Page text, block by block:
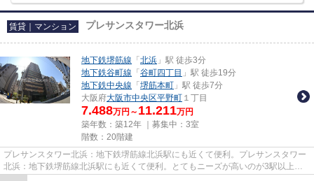
賃貸｜マンション プレサンスタワー北浜
地下鉄堺筋線 「 北浜 」駅 徒歩3分
地下鉄谷町線 「 谷町四丁目 」駅 徒歩19分
地下鉄中央線 「 堺筋本町 」駅 徒歩7分
大阪府大阪市中央区平野町 １丁目
7.488万円～ 11.211万円
築年数：築12年 ｜募集中： 3室
階数：20階建
プレサンスタワー北浜：地下鉄堺筋線北浜駅にも近くて便利。プレサンスタワー
北浜：地下鉄堺筋線北浜駅にも近くて便利。とてもニーズが高いのが3駅以上利